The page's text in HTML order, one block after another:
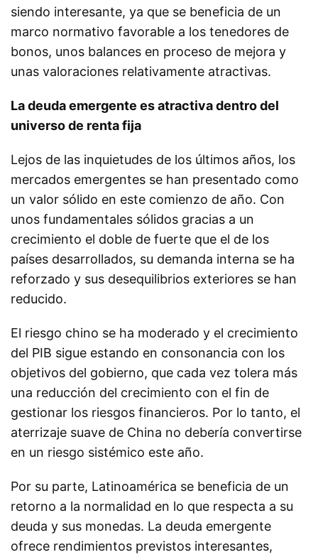
siendo interesante, ya que se beneficia de un
marco normativo favorable a los tenedores de
bonos, unos balances en proceso de mejora y
unas valoraciones relativamente atractivas.
La deuda emergente es atractiva dentro del
universo de renta fija
Lejos de las inquietudes de los últimos años, los
mercados emergentes se han presentado como
un valor sólido en este comienzo de año. Con
unos fundamentales sólidos gracias a un
crecimiento el doble de fuerte que el de los
países desarrollados, su demanda interna se ha
reforzado y sus desequilibrios exteriores se han
reducido.
El riesgo chino se ha moderado y el crecimiento
del PIB sigue estando en consonancia con los
objetivos del gobierno, que cada vez tolera más
una reducción del crecimiento con el fin de
gestionar los riesgos financieros. Por lo tanto, el
aterrizaje suave de China no debería convertirse
en un riesgo sistémico este año.
Por su parte, Latinoamérica se beneficia de un
retorno a la normalidad en lo que respecta a su
deuda y sus monedas. La deuda emergente
ofrece rendimientos previstos interesantes,